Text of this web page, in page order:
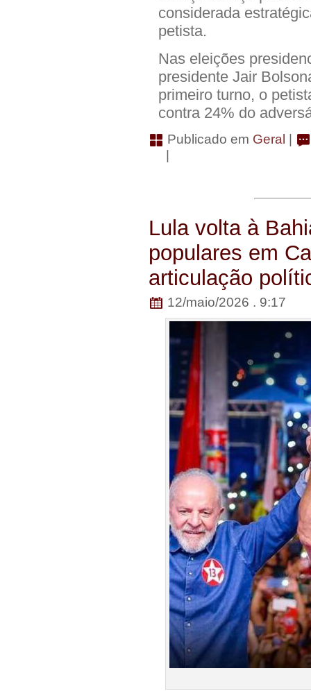
considerada
petista.
Nas eleições
presidente Jair
primeiro turno, o
contra 24% do
Publicado em Geral
Lula volta à
populares em
articulação
12/maio/2026 . 9:17